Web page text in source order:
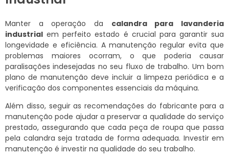
Manter a operação da calandra para lavanderia
industrial em perfeito estado é crucial para garantir sua
longevidade e eficiência. A manutenção regular evita que
problemas maiores ocorram, o que poderia causar
paralisações indesejadas no seu fluxo de trabalho. Um bom
plano de manutenção deve incluir a limpeza periódica e a
verificação dos componentes essenciais da máquina.
Além disso, seguir as recomendações do fabricante para a
manutenção pode ajudar a preservar a qualidade do serviço
prestado, assegurando que cada peça de roupa que passa
pela calandra seja tratada de forma adequada. Investir em
manutenção é investir na qualidade do seu trabalho.